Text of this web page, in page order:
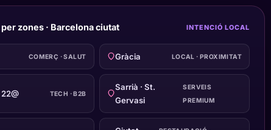
zones · Barcelona ciutat INTENCIÓ LOCAL
COMERÇ · SALUT Gràcia LOCAL · PROXIMITAT
22@ TECH · B2B
Sarrià · St.
Gervasi
SERVEIS
PREMIUM